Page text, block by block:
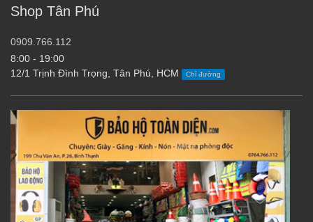
Shop Tân Phú
0909.766.112
8:00 - 19:00
12/1 Trịnh Đình Trọng, Tân Phú, HCM
Chỉ đường